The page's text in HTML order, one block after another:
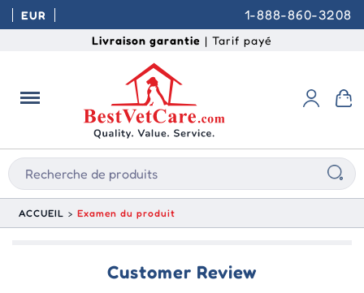
EUR 1-888-860-3208
Livraison garantie | Tarif payé
ACCUEIL Examen du produit
Customer Review